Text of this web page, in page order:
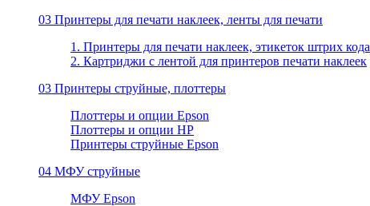
03 Принтеры для печати наклеек, ленты для печати
1. Принтеры для печати наклеек, этикеток штрих кода
2. Картриджи с лентой для принтеров печати наклеек
03 Принтеры струйные, плоттеры
Плоттеры и опции Epson
Плоттеры и опции HP
Принтеры струйные Epson
04 МФУ струйные
МФУ Epson